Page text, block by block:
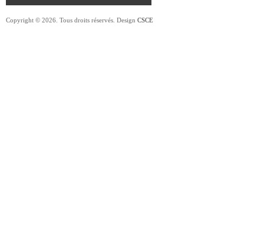
Copyright © 2026. Tous droits réservés. Design CSCE